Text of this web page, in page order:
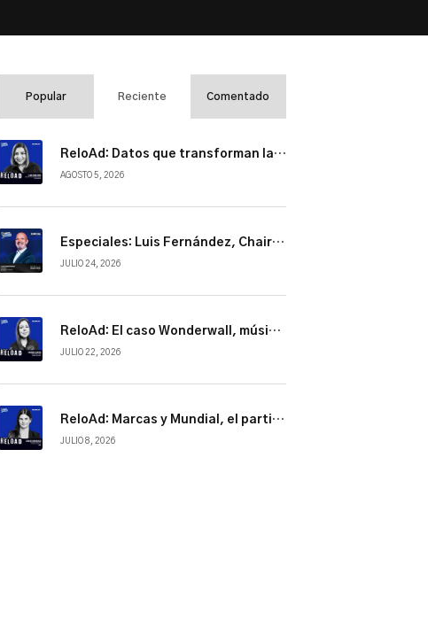
Popular Reciente Comentado
ReloAd: Datos que transforman la industria
AGOSTO 5, 2026
Especiales: Luis Fernández, Chairman de NBCUniversal Telemundo Enterprises
JULIO 24, 2026
ReloAd: El caso Wonderwall, música, cultura y conexión
JULIO 22, 2026
ReloAd: Marcas y Mundial, el partido por la atención
JULIO 8, 2026